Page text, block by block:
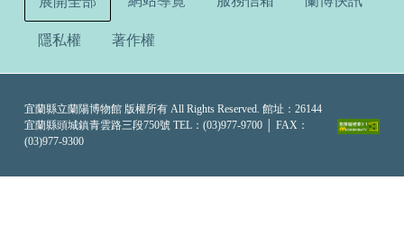
隱私權 著作權
宜蘭縣立蘭陽博物館 版權所有 All Rights Reserved. 館址：26144
宜蘭縣頭城鎮青雲路三段750號 TEL：(03)977-9700 │ FAX：
(03)977-9300